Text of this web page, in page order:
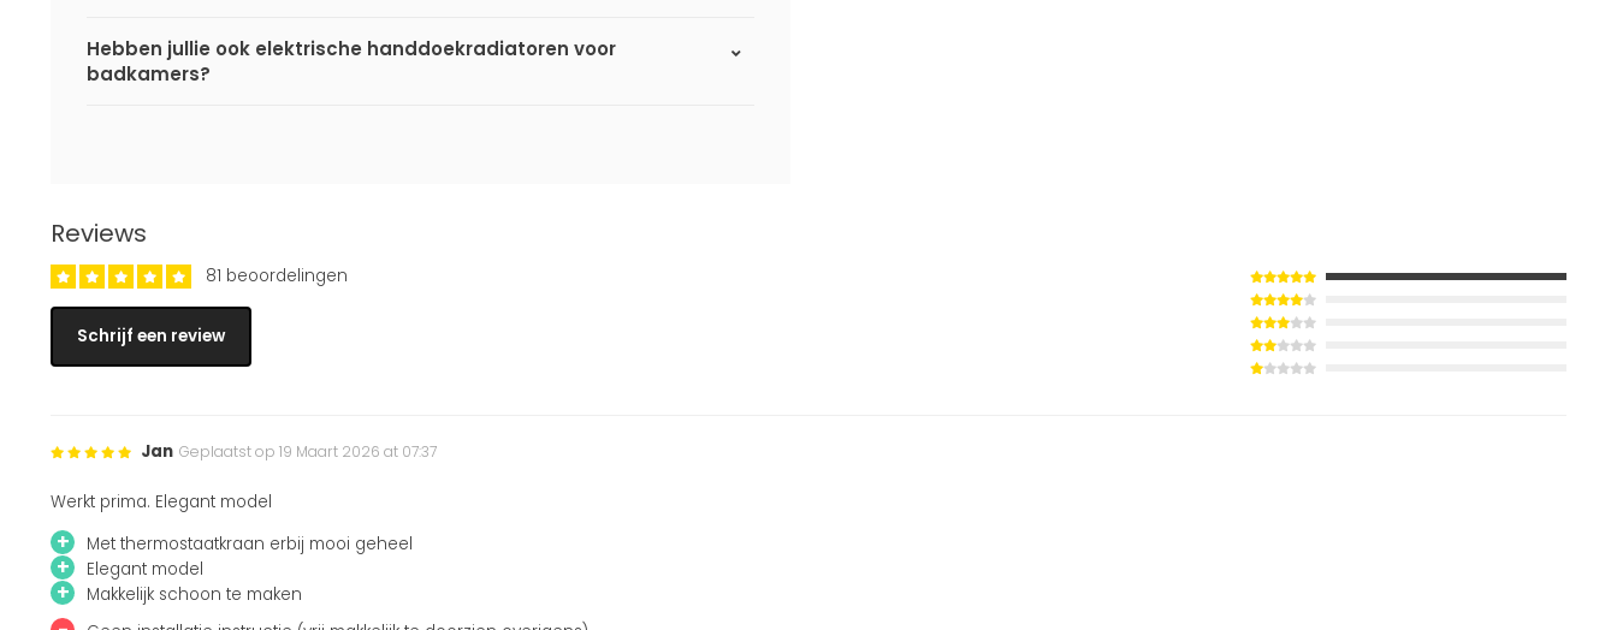
Hebben jullie ook elektrische handdoekradiatoren voor
badkamers?
Reviews
81 beoordelingen
Schrijf een review
Jan Geplaatst op 19 Maart 2026 at 07:37
Werkt prima. Elegant model
+ Met thermostaatkraan erbij mooi geheel
+ Elegant model
+ Makkelijk schoon te maken